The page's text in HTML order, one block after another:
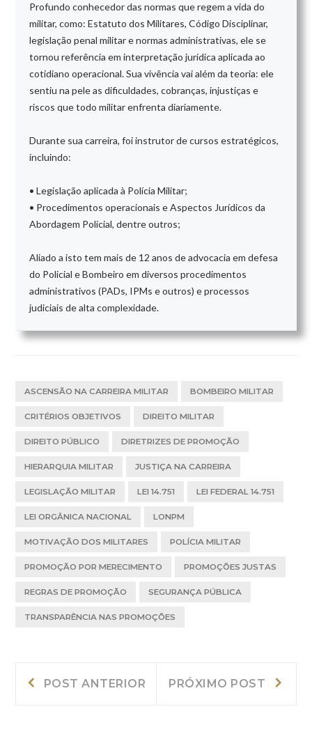
Profundo conhecedor das normas que regem a vida do
militar, como: Estatuto dos Militares, Código Disciplinar,
legislação penal militar e normas administrativas, ele se
tornou referência em interpretação jurídica aplicada ao
cotidiano operacional. Sua vivência vai além da teoria: ele
sentiu na pele as dificuldades, cobranças, injustiças e
riscos que todo militar enfrenta diariamente.
Durante sua carreira, foi instrutor de cursos estratégicos,
incluindo:
• Legislação aplicada à Polícia Militar;
• Procedimentos operacionais e Aspectos Jurídicos da
Abordagem Policial, dentre outros;
Aliado a isto tem mais de 12 anos de advocacia em defesa
do Policial e Bombeiro em diversos procedimentos
administrativos (PADs, IPMs e outros) e processos
judiciais de alta complexidade.
ASCENSÃO NA CARREIRA MILITAR BOMBEIRO MILITAR
CRITÉRIOS OBJETIVOS DIREITO MILITAR
DIREITO PÚBLICO DIRETRIZES DE PROMOÇÃO
HIERARQUIA MILITAR JUSTIÇA NA CARREIRA
LEGISLAÇÃO MILITAR LEI 14.751 LEI FEDERAL 14.751
LEI ORGÂNICA NACIONAL LONPM
MOTIVAÇÃO DOS MILITARES POLÍCIA MILITAR
PROMOÇÃO POR MERECIMENTO PROMOÇÕES JUSTAS
REGRAS DE PROMOÇÃO SEGURANÇA PÚBLICA
TRANSPARÊNCIA NAS PROMOÇÕES
Navegação
POST ANTERIOR
Anterior:
PRÓXIMO POST